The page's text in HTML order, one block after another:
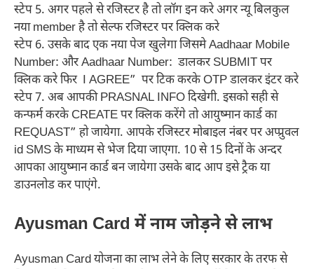
स्टेप 5. अगर पहले से रजिस्टर है तो लॉग इन करे अगर न्यू बिलकुल
नया member है तो सेल्फ रजिस्टर पर क्लिक करे
स्टेप 6. उसके बाद एक नया पेज खुलेगा जिसमे Aadhaar Mobile
Number: और Aadhaar Number: डालकर SUBMIT पर
क्लिक करे फिर I AGREE” पर टिक करके OTP डालकर इंटर करे
स्टेप 7. अब आपकी PRASNAL INFO दिखेगी. इसको सही से
कन्फर्म करके CREATE पर क्लिक करेंगे तो आयुष्मान कार्ड का
REQUAST” हो जायेगा. आपके रजिस्टर मोबाइल नंबर पर अप्प्रुवल
id SMS के माध्यम से भेज दिया जाएगा. 10 से 15 दिनों के अन्दर
आपका आयुष्मान कार्ड बन जायेगा उसके बाद आप इसे ट्रैक या
डाउनलोड कर पाएंगे.
Ayusman Card में नाम जोड़ने से लाभ
Ayusman Card योजना का लाभ लेने के लिए सरकार के तरफ से